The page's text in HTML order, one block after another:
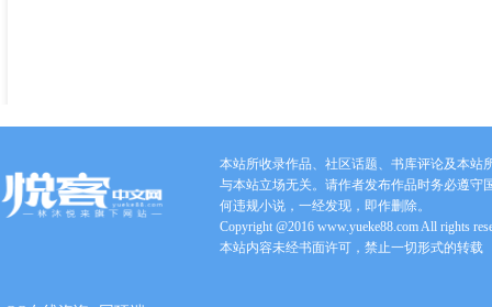
本站所收录作品、社区话题、书库评论及本站
与本站立场无关。请作者发布作品时务必遵守
何违规小说，一经发现，即作删除。
Copyright @2016 www.yueke88.com All rights
本站内容未经书面许可，禁止一切形式的转载